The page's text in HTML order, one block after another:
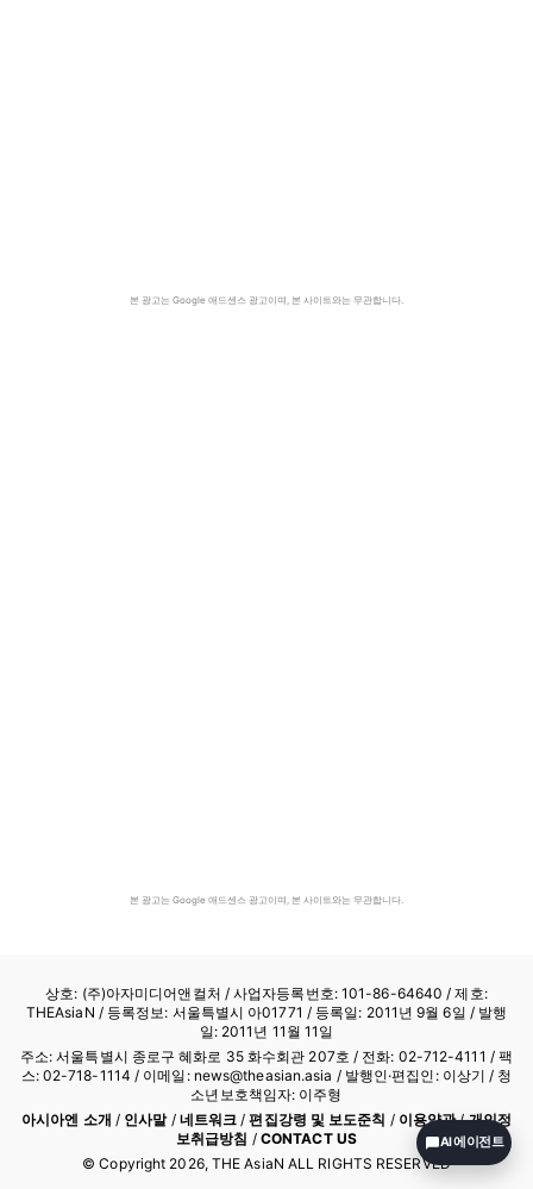
본 광고는 Google 애드센스 광고이며, 본 사이트와는 무관합니다.
본 광고는 Google 애드센스 광고이며, 본 사이트와는 무관합니다.
상호: (주)아자미디어앤컬처 /사업자등록번호: 101-86-64640 / 제호:
THEAsiaN / 등록정보: 서울특별시 아01771 / 등록일: 2011년 9월 6일 / 발행
일: 2011년 11월 11일
주소: 서울특별시 종로구 혜화로 35 화수회관 207호 / 전화: 02-712-4111 / 팩
스: 02-718-1114 / 이메일: news@theasian.asia / 발행인·편집인: 이상기 / 청
소년보호책임자: 이주형
아시아엔 소개 / 인사말/ 네트워크 /편집강령 및 보도준칙 / 이용약관/개인정
보취급방침 / CONTACT US
© Copyright 2026, THE AsiaN ALL RIGHTS RESERVED
AI 에이전트